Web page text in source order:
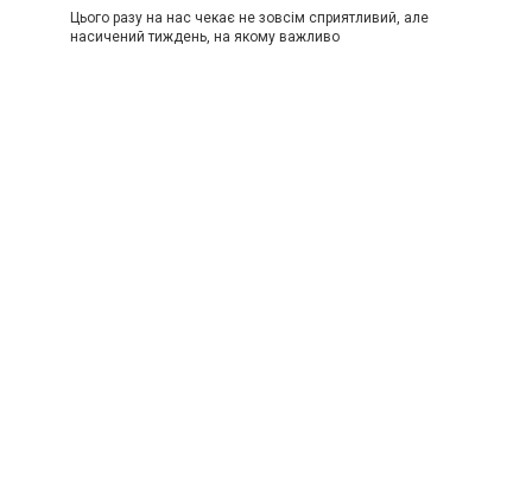
Цього разу на нас чекає не зовсім сприятливий, але
насичений тиждень, на якому важливо